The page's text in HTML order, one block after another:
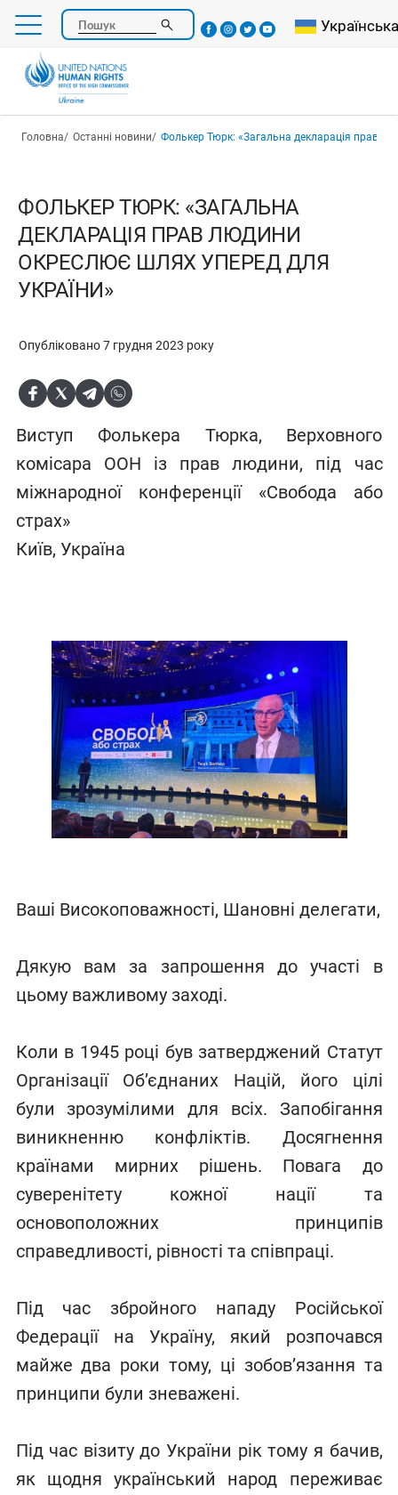
Перейти
основного
Пошук Select your
Українська
Рядок навіґації
Головна Останні новини Фолькер Тюрк: «Загальна декларація прав людини окреслює
ФОЛЬКЕР ТЮРК: «ЗАГАЛЬНА
ДЕКЛАРАЦІЯ ПРАВ ЛЮДИНИ
ОКРЕСЛЮЄ ШЛЯХ УПЕРЕД ДЛЯ
УКРАЇНИ»
Опубліковано 7 грудня 2023 року
Виступ Фолькера Тюрка, Верховного
комісара ООН із прав людини, під час
міжнародної конференції «Свобода або
страх»
Київ, Україна
Ваші Високоповажності, Шановні делегати,
Дякую вам за запрошення до участі в
цьому важливому заході.
Коли в 1945 році був затверджений Статут
Організації Об’єднаних Націй, його цілі
були зрозумілими для всіх. Запобігання
виникненню конфліктів. Досягнення
країнами мирних рішень. Повага до
суверенітету кожної нації та
основоположних принципів
справедливості, рівності та співпраці.
Під час збройного нападу Російської
Федерації на Україну, який розпочався
майже два роки тому, ці зобов’язання та
принципи були зневажені.
Під час візиту до України рік тому я бачив,
як щодня український народ переживає